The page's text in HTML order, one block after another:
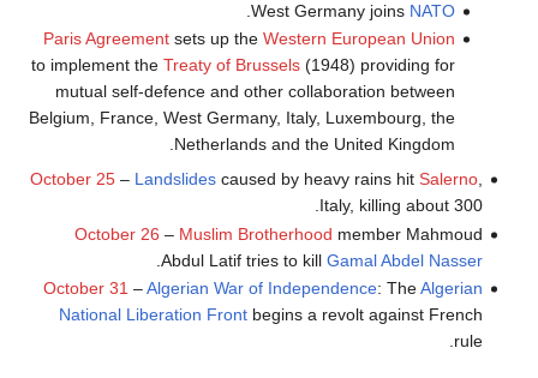
West Germany joins NATO
.
Paris Agreement sets up theWestern European Union
to implement theTreaty of Brussels (1948) providing for
mutual self-defence and other collaboration between
Belgium, France, West Germany, Italy, Luxembourg, the
Netherlands and the United Kingdom.
October 25– Landslidescaused by heavy rains hit Salerno,
Italy, killing about 300.
October 26 – Muslim Brotherhood member Mahmoud
Abdul Latif tries to kill Gamal Abdel Nasser
October 31 –Algerian War of Independence: TheAlgerian
National Liberation Frontbegins a revolt against French
rule.